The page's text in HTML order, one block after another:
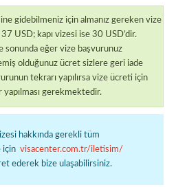
gidebilmeniz için almanız gereken vize
USD; kapı vizesi ise 30 USD’dir.
sonunda eğer vize başvurunuz
olduğunuz ücret sizlere geri iade
tekrarı yapılırsa vize ücreti için
gerekmektedir.
hakkında gerekli tüm
için visacenter.com.tr/iletisim/
ederek bize ulaşabilirsiniz.